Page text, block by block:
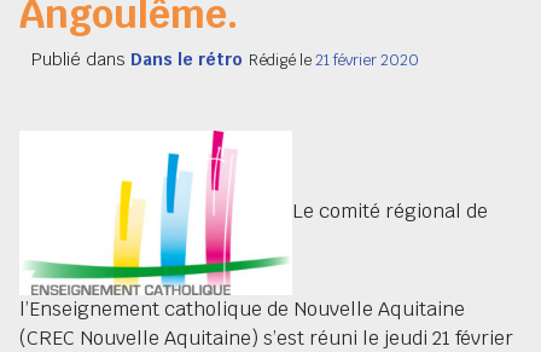
Angoulême.
Publié dans Dans le rétro Rédigé le21 février 2020
Le comité régional de
l’Enseignement catholique de Nouvelle Aquitaine
(CREC Nouvelle Aquitaine) s’est réuni le jeudi 21 février